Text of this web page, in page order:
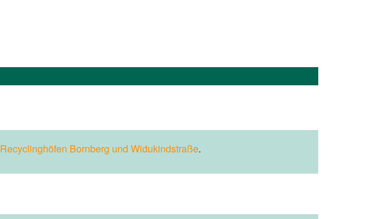
Recyclinghöfen Bornberg und Widukindstraße.